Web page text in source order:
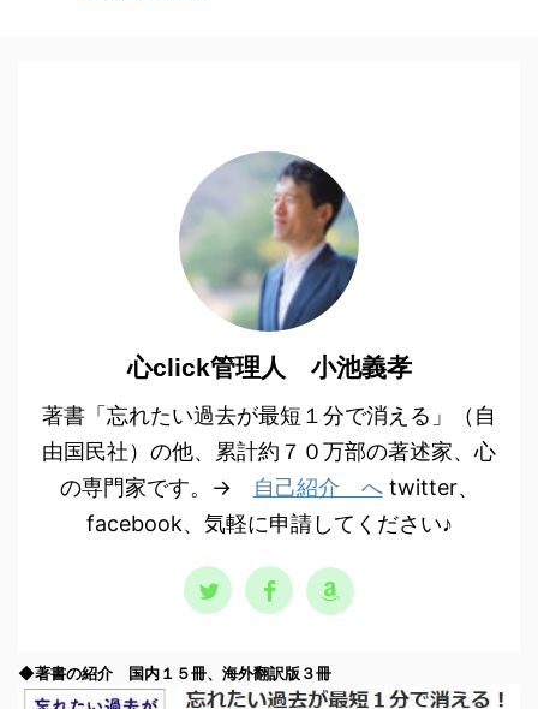
心click管理人 小池義孝
著書「忘れたい過去が最短１分で消える」（自
由国民社）の他、累計約７０万部の著述家、心
の専門家です。→
自己紹介 へtwitter、
facebook、気軽に申請してください♪
◆著書の紹介 国内１５冊、海外翻訳版３冊